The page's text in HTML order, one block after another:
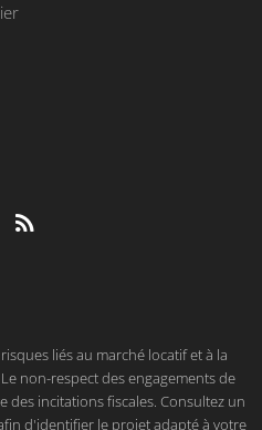
liés au marché locatif et à la
non-respect des engagements de
incitations fiscales. Consultez un
d'identifier le projet adapté à votre